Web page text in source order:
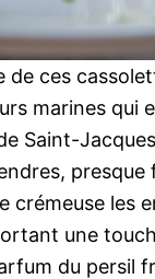
de ces
marines qui
Saint-
presque
crémeuse les
une
du persil